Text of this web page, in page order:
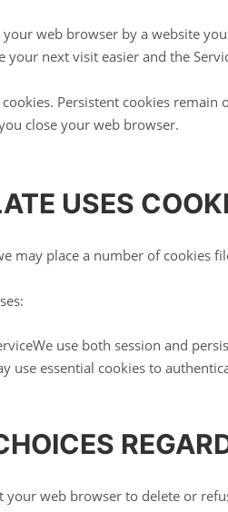
web browser by a website
next visit easier and the
cookies. Persistent cookies
close your web browser.
USES
may place a number of cookies
use both session and
use essential cookies to
your web browser to delete or